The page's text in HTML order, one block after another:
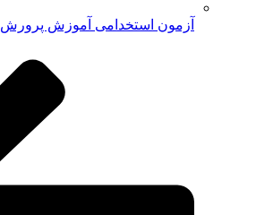
آزمون استخدامی آموزش پرورش